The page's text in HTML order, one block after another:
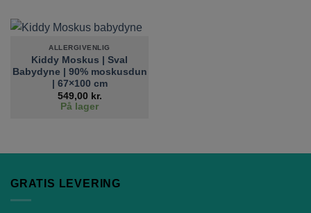
ALLERGIVENLIG
Kiddy Moskus | Sval
Babydyne | 90% moskusdun
| 67×100 cm
549,00 kr.
På lager
GRATIS LEVERING